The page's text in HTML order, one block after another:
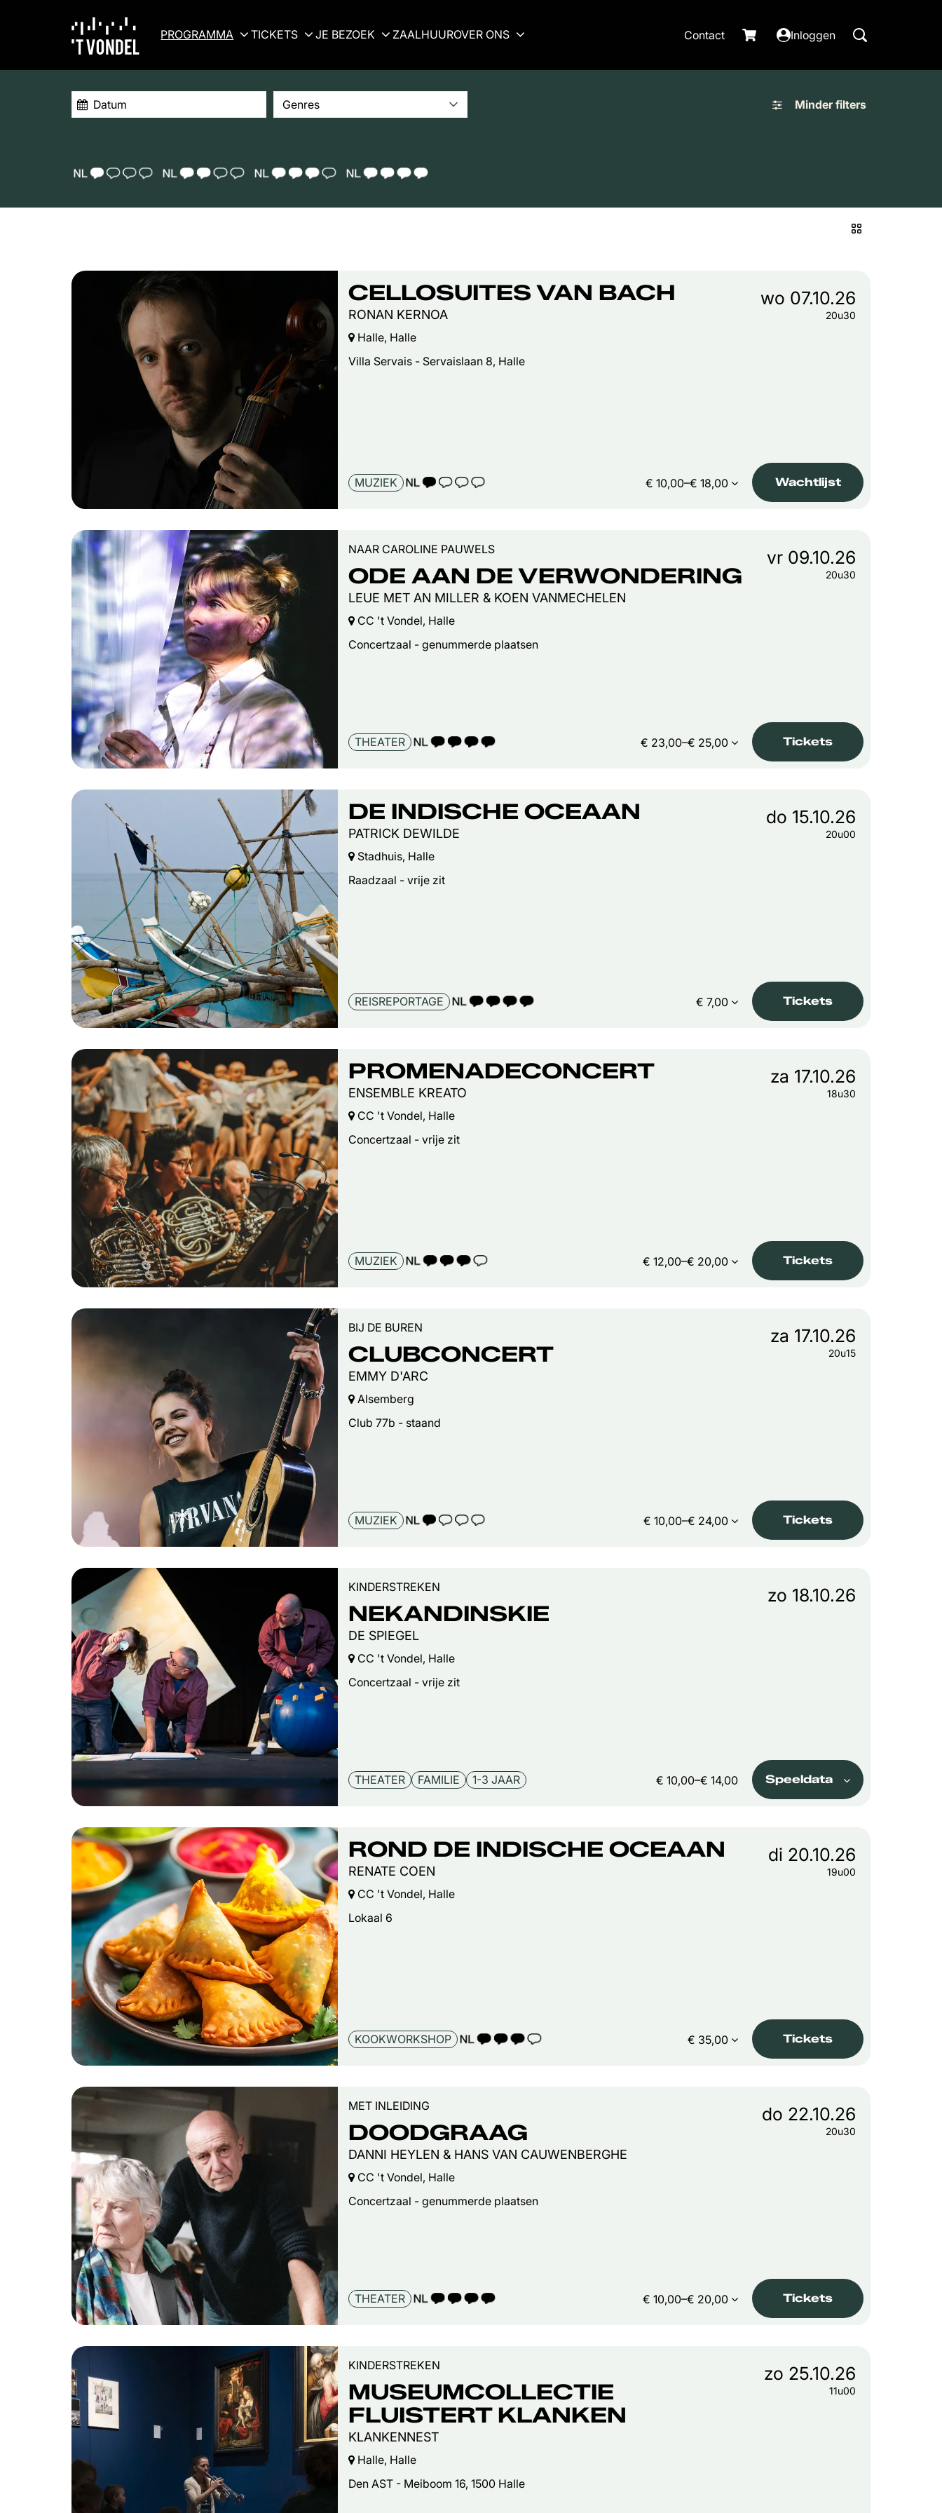
PROGRAMMA TICKETS JE BEZOEK ZAALHUUROVER ONS Contact Inloggen
Genres Minder filters
TAALICOON 1 TAALICOON 2 TAALICOON 3 TAALICOON 4
CELLOSUITES VAN BACH
RONAN KERNOA
Halle, Halle
Villa Servais - Servaislaan 8, Halle
MUZIEK TAALICOON 1 € 10,00–€ 18,00
wo 07.10.26
20u30
Wachtlijst
ODE AAN DE VERWONDERING
LEUE MET AN MILLER & KOEN VANMECHELEN
NAAR CAROLINE PAUWELS
CC 't Vondel, Halle
Concertzaal - genummerde plaatsen
THEATER TAALICOON 4 € 23,00–€ 25,00
vr 09.10.26
20u30
Tickets
DE INDISCHE OCEAAN
PATRICK DEWILDE
Stadhuis, Halle
Raadzaal - vrije zit
REISREPORTAGE TAALICOON 4 € 7,00
do 15.10.26
20u00
Tickets
PROMENADECONCERT
ENSEMBLE KREATO
CC 't Vondel, Halle
Concertzaal - vrije zit
MUZIEK TAALICOON 3 € 12,00–€ 20,00
za 17.10.26
18u30
Tickets
CLUBCONCERT
EMMY D'ARC
BIJ DE BUREN
Alsemberg
Club 77b - staand
MUZIEK TAALICOON 1 € 10,00–€ 24,00
za 17.10.26
20u15
Tickets
NEKANDINSKIE
DE SPIEGEL
KINDERSTREKEN
CC 't Vondel, Halle
Concertzaal - vrije zit
THEATER FAMILIE 1-3 JAAR € 10,00–€ 14,00
zo 18.10.26
Speeldata
ROND DE INDISCHE OCEAAN
RENATE COEN
CC 't Vondel, Halle
Lokaal 6
KOOKWORKSHOP TAALICOON 3 € 35,00
di 20.10.26
19u00
Tickets
DOODGRAAG
DANNI HEYLEN & HANS VAN CAUWENBERGHE
MET INLEIDING
CC 't Vondel, Halle
Concertzaal - genummerde plaatsen
THEATER TAALICOON 4 € 10,00–€ 20,00
do 22.10.26
20u30
Tickets
MUSEUMCOLLECTIE
FLUISTERT KLANKEN
KLANKENNEST
KINDERSTREKEN
Halle, Halle
Den AST - Meiboom 16, 1500 Halle
zo 25.10.26
11u00